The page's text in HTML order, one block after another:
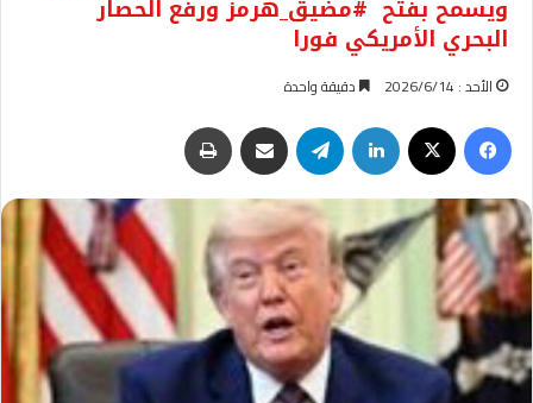
ويسمح بفتح #مضيق_هرمز ورفع الحصار
البحري الأمريكي فورا
الأحد : 2026/6/14 دقيقة واحدة
فيسبوك لينكدإن تيلقرام مشاركة عبر البريد